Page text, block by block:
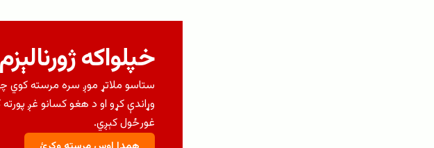
خپلواکه
ستاسو ملاتړ موږ سره مرسته کوي
وړاندې کړو او د هغو کسانو غږ
غورځول کېږي.